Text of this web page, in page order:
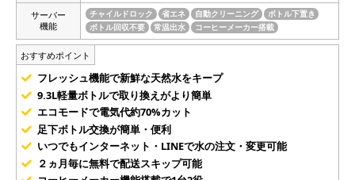
サーバー
機能
チャイルドロック 省エネ 自動クリーニング
ボトル下置き
ボトル回収不要
常温出水 コーヒーメーカー搭載
おすすめポイント
フレッシュ機能で新鮮な天然水をキープ
9.3L軽量ボトルで取り換えがより簡単
エコモードで電気代約70%カット
足下ボトル交換が簡単・便利
いつでもインターネット・LINEで水の注文・変更可能
２ヵ月毎に無料で配送スキップ可能